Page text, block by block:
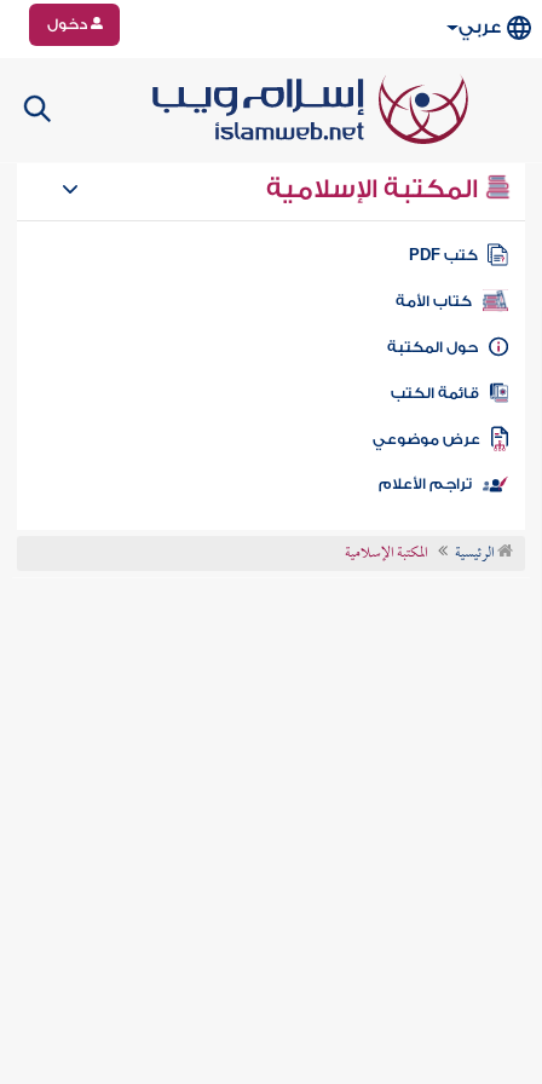
عربي دخول
المكتبة الإسلامية
كتب PDF
كتاب الأمة
المكتبة
الكتب
موضوعي
تراجم الأعلام
الرئيسية المكتبة الإسلامية